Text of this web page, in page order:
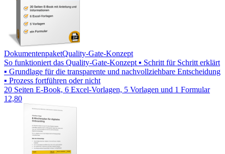
DokumentenpaketQuality-Gate-Konzept
So funktioniert das Quality-Gate-Konzept ▪ Schritt für Schritt erklärt
▪ Grundlage für die transparente und nachvollziehbare Entscheidung
▪ Prozess fortführen oder nicht
20 Seiten E-Book, 6 Excel-Vorlagen, 5 Vorlagen und 1 Formular
12,80